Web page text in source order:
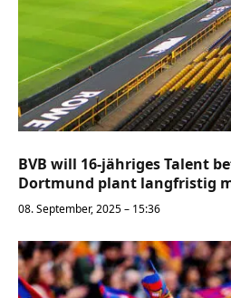
BVB will 16-jähriges Talent
Dortmund plant langfristig
08. September, 2025 – 15:36